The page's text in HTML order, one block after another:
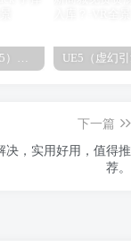
UE5（虚幻引擎5）资源：Bullet VFX Pack 子弹视觉特效包
下一篇
决，实用好用，值得推
荐。